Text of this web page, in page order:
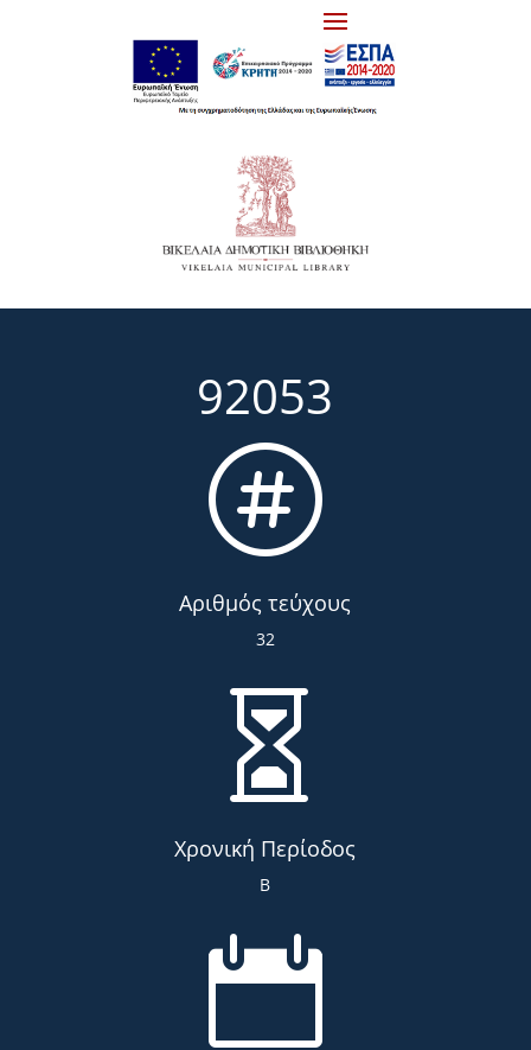
92053

Αριθμός τεύχους
32

Χρονική Περίοδος
Β
